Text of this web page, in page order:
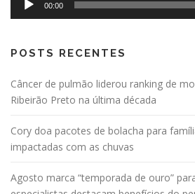
00:00
POSTS RECENTES
Câncer de pulmão liderou ranking de
Ribeirão Preto na última década
Cory doa pacotes de bolacha para
impactadas com as chuvas
Agosto marca “temporada de ouro”